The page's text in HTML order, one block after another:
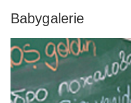
Babygalerie